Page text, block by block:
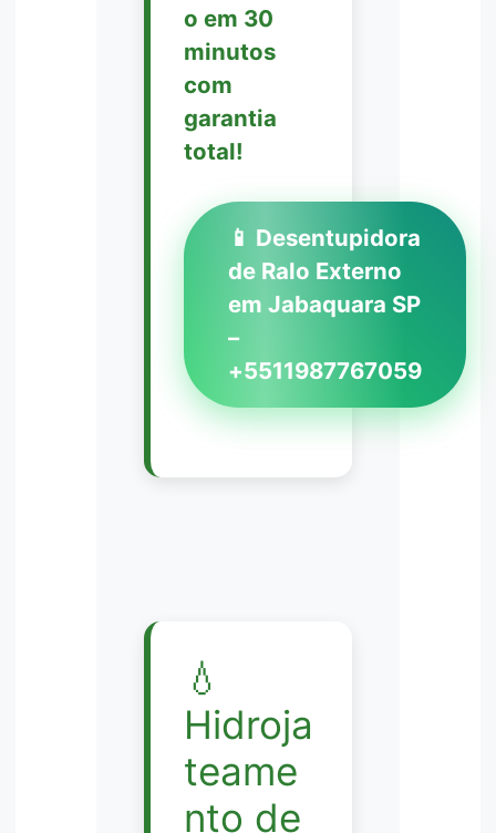
o em 30
minutos
com
garantia
total!
📱 Desentupidora
de Ralo Externo
em Jabaquara SP
–
+5511987767059
💧
Hidroja
teame
nto de